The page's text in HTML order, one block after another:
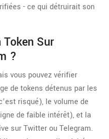
- ce qui détruirait son
Sur
?
vous pouvez vérifier
de tokens détenus par les
risqué), le volume de
de faible intérêt), et la
sur Twitter ou Telegram.